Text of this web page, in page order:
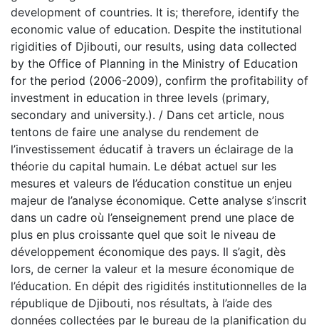
development of countries. It is; therefore, identify the
economic value of education. Despite the institutional
rigidities of Djibouti, our results, using data collected
by the Office of Planning in the Ministry of Education
for the period (2006-2009), confirm the profitability of
investment in education in three levels (primary,
secondary and university.). / Dans cet article, nous
tentons de faire une analyse du rendement de
l’investissement éducatif à travers un éclairage de la
théorie du capital humain. Le débat actuel sur les
mesures et valeurs de l’éducation constitue un enjeu
majeur de l’analyse économique. Cette analyse s’inscrit
dans un cadre où l’enseignement prend une place de
plus en plus croissante quel que soit le niveau de
développement économique des pays. Il s’agit, dès
lors, de cerner la valeur et la mesure économique de
l’éducation. En dépit des rigidités institutionnelles de la
république de Djibouti, nos résultats, à l’aide des
données collectées par le bureau de la planification du